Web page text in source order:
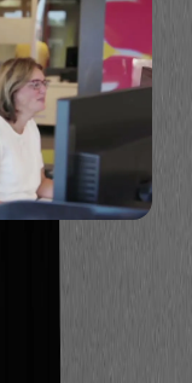
si votre
devra le faire.
vos clients et